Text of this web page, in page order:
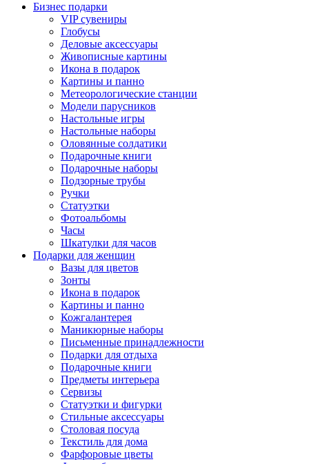
Бизнес подарки
VIP сувениры
Глобусы
Деловые аксессуары
Живописные картины
Икона в подарок
Картины и панно
Метеорологические станции
Модели парусников
Настольные игры
Настольные наборы
Оловянные солдатики
Подарочные книги
Подарочные наборы
Подзорные трубы
Ручки
Статуэтки
Фотоальбомы
Часы
Шкатулки для часов
Подарки для женщин
Вазы для цветов
Зонты
Икона в подарок
Картины и панно
Кожгалантерея
Маникюрные наборы
Письменные принадлежности
Подарки для отдыха
Подарочные книги
Предметы интерьера
Сервизы
Статуэтки и фигурки
Стильные аксессуары
Столовая посуда
Текстиль для дома
Фарфоровые цветы